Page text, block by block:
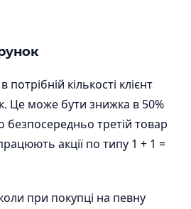
потрібній кількості клієнт
Це може бути знижка в 50%
безпосередньо третій товар
акції по типу 1 + 1 =
при покупці на певну